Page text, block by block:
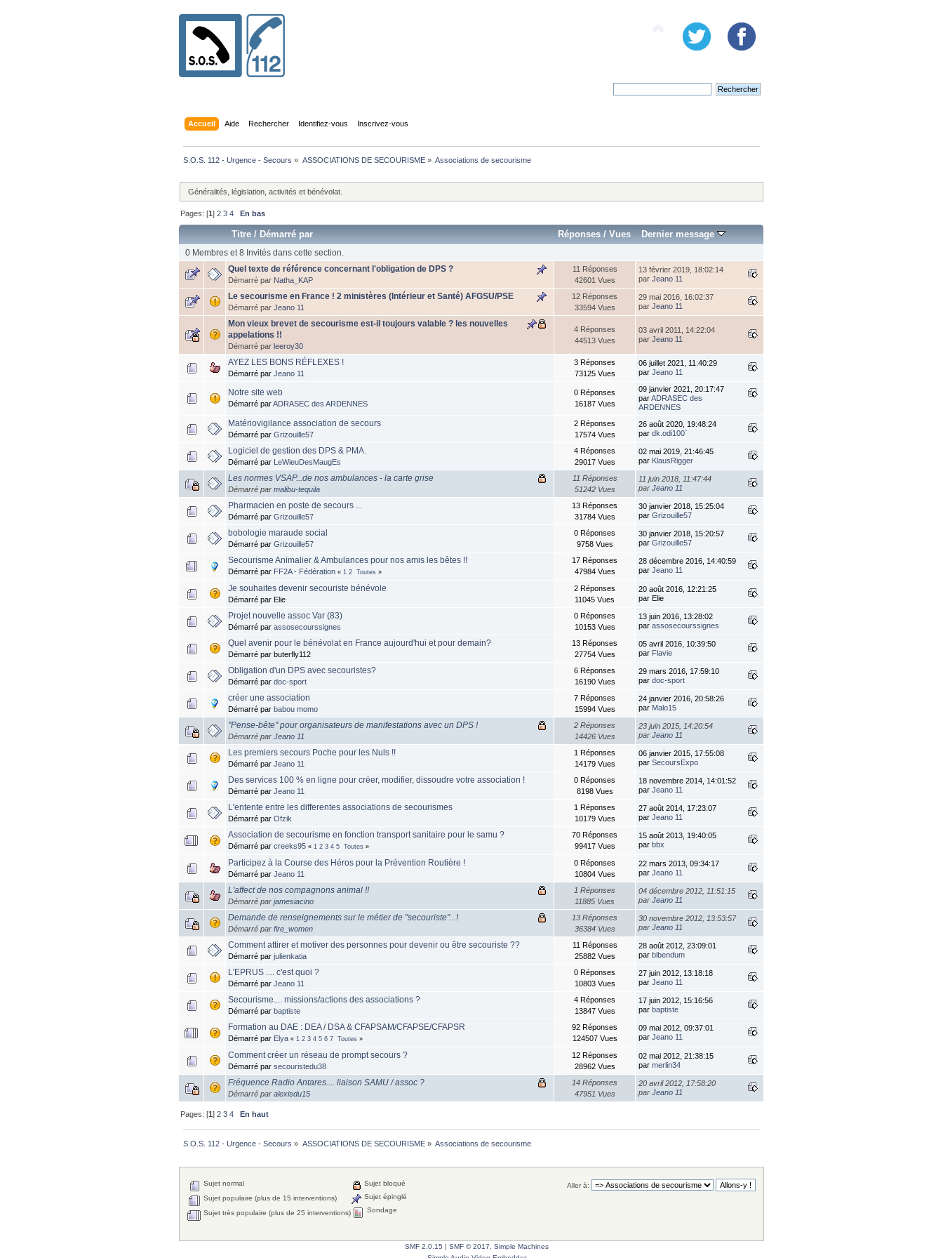
Accueil Aide Rechercher Identifiez-vous Inscrivez-vous
S.O.S. 112 - Urgence - Secours » ASSOCIATIONS DE SECOURISME» Associations de secourisme
Généralités, législation, activités et bénévolat.
Pages: [1]2 3 4 En bas
Titre / Démarré par Réponses /Vues Dernier message
0 Membres et 8 Invités dans cette section.
Quel texte de référence concernant l'obligation de DPS ?
Démarré par Natha_KAP
11 Réponses
42601 Vues
13 février 2019, 18:02:14
parJeano 11
Le secourisme en France ! 2 ministères (Intérieur et Santé) AFGSU/PSE
Démarré parJeano 11
12 Réponses
33594 Vues
29 mai 2016, 16:02:37
parJeano 11
Mon vieux brevet de secourisme est-il toujours valable ? les nouvelles
appelations !!
Démarré parleeroy30
4 Réponses
44513 Vues
03 avril 2011, 14:22:04
parJeano 11
AYEZ LES BONS RÉFLEXES !
Démarré parJeano 11
3 Réponses
73125 Vues
06 juillet 2021, 11:40:29
parJeano 11
Notre site web
Démarré parADRASEC des ARDENNES
0 Réponses
16187 Vues
09 janvier 2021, 20:17:47
parADRASEC des
ARDENNES
Matériovigilance association de secours
Démarré parGrizouille57
2 Réponses
17574 Vues
26 août 2020, 19:48:24
pardk.odi100`
Logiciel de gestion des DPS & PMA.
Démarré par LeWieuDesMaugEs
4 Réponses
29017 Vues
02 mai 2019, 21:46:45
par KlausRigger
Les normes VSAP...de nos ambulances - la carte grise
Démarré parmalibu-tequila
11 Réponses
51242 Vues
11 juin 2018, 11:47:44
parJeano 11
Pharmacien en poste de secours ...
Démarré parGrizouille57
13 Réponses
31784 Vues
30 janvier 2018, 15:25:04
parGrizouille57
bobologie maraude social
Démarré parGrizouille57
0 Réponses
9758 Vues
30 janvier 2018, 15:20:57
parGrizouille57
Secourisme Animalier & Ambulances pour nos amis les bêtes !!
Démarré par FF2A - Fédération «1 2 Toutes »
17 Réponses
47984 Vues
28 décembre 2016, 14:40:59
parJeano 11
Je souhaites devenir secouriste bénévole
Démarré par Elie
2 Réponses
11045 Vues
20 août 2016, 12:21:25
par Elie
Projet nouvelle assoc Var (83)
Démarré parassosecourssignes
0 Réponses
10153 Vues
13 juin 2016, 13:28:02
parassosecourssignes
Quel avenir pour le bénévolat en France aujourd'hui et pour demain?
Démarré par buterfly112
13 Réponses
27754 Vues
05 avril 2016, 10:39:50
par Flavie
Obligation d'un DPS avec secouristes?
Démarré pardoc-sport
6 Réponses
16190 Vues
29 mars 2016, 17:59:10
pardoc-sport
créer une association
Démarré parbabou momo
7 Réponses
15994 Vues
24 janvier 2016, 20:58:26
par Malo15
"Pense-bête" pour organisateurs de manifestations avec un DPS !
Démarré parJeano 11
2 Réponses
14426 Vues
23 juin 2015, 14:20:54
parJeano 11
Les premiers secours Poche pour les Nuls !!
Démarré parJeano 11
1 Réponses
14179 Vues
06 janvier 2015, 17:55:08
parSecoursExpo
Des services 100 % en ligne pour créer, modifier, dissoudre votre association !
Démarré parJeano 11
0 Réponses
8198 Vues
18 novembre 2014, 14:01:52
parJeano 11
L'entente entre les differentes associations de secourismes
Démarré parOfzik
1 Réponses
10179 Vues
27 août 2014, 17:23:07
parJeano 11
Association de secourisme en fonction transport sanitaire pour le samu ?
Démarré parcreeks95 «1 2 3 4 5 Toutes »
70 Réponses
99417 Vues
15 août 2013, 19:40:05
parbbx
Participez à la Course des Héros pour la Prévention Routière !
Démarré parJeano 11
0 Réponses
10804 Vues
22 mars 2013, 09:34:17
parJeano 11
L'affect de nos compagnons animal !!
Démarré parjamesiacino
1 Réponses
11885 Vues
04 décembre 2012, 11:51:15
parJeano 11
Demande de renseignements sur le métier de "secouriste"...!
Démarré parfire_women
13 Réponses
36384 Vues
30 novembre 2012, 13:53:57
parJeano 11
Comment attirer et motiver des personnes pour devenir ou être secouriste ??
Démarré parjulienkatia
11 Réponses
25882 Vues
28 août 2012, 23:09:01
parbibendum
L'EPRUS .... c'est quoi ?
Démarré parJeano 11
0 Réponses
10803 Vues
27 juin 2012, 13:18:18
parJeano 11
Secourisme.... missions/actions des associations ?
Démarré parbaptiste
4 Réponses
13847 Vues
17 juin 2012, 15:16:56
parbaptiste
Formation au DAE : DEA / DSA & CFAPSAM/CFAPSE/CFAPSR
Démarré par Elya «1 2 3 4 5 6 7 Toutes »
92 Réponses
124507 Vues
09 mai 2012, 09:37:01
parJeano 11
Comment créer un réseau de prompt secours ?
Démarré parsecouristedu38
12 Réponses
28962 Vues
02 mai 2012, 21:38:15
parmerlin34
Fréquence Radio Antares.... liaison SAMU / assoc ?
Démarré paralexisdu15
14 Réponses
47951 Vues
20 avril 2012, 17:58:20
parJeano 11
Pages: [1]2 3 4 En haut
S.O.S. 112 - Urgence - Secours » ASSOCIATIONS DE SECOURISME» Associations de secourisme
Aller à:
Sujet normal
Sujet populaire (plus de 15 interventions)
Sujet très populaire (plus de 25 interventions)
Sujet bloqué
Sujet épinglé
Sondage
SMF 2.0.15 | SMF © 2017
Simple Machines